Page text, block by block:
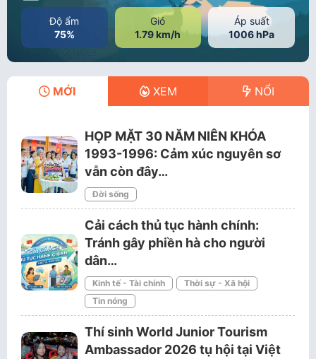
Độ ẩm
75%
Gió
1.79 km/h
Áp suất
1006 hPa
MỚI XEM NỔI
HỌP MẶT 30 NĂM NIÊN KHÓA
1993-1996: Cảm xúc nguyên sơ
vẫn còn đây…
Đời sống
Cải cách thủ tục hành chính:
Tránh gây phiền hà cho người
dân…
Kinh tế - Tài chính
Thời sự - Xã hội
Tin nóng
Thí sinh World Junior Tourism
Ambassador 2026 tụ hội tại Việt